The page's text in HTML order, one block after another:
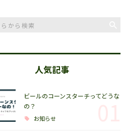
人気記事
ビールのコーンスターチってどうな
の？
お知らせ